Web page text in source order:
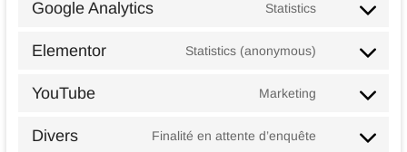
service
Google Analytics Statistics
Consent
service
analytics
Elementor Statistics (anonymous)
Consent
service
YouTube Marketing
Consent
service
Divers Finalité en attente d’enquête
Consent